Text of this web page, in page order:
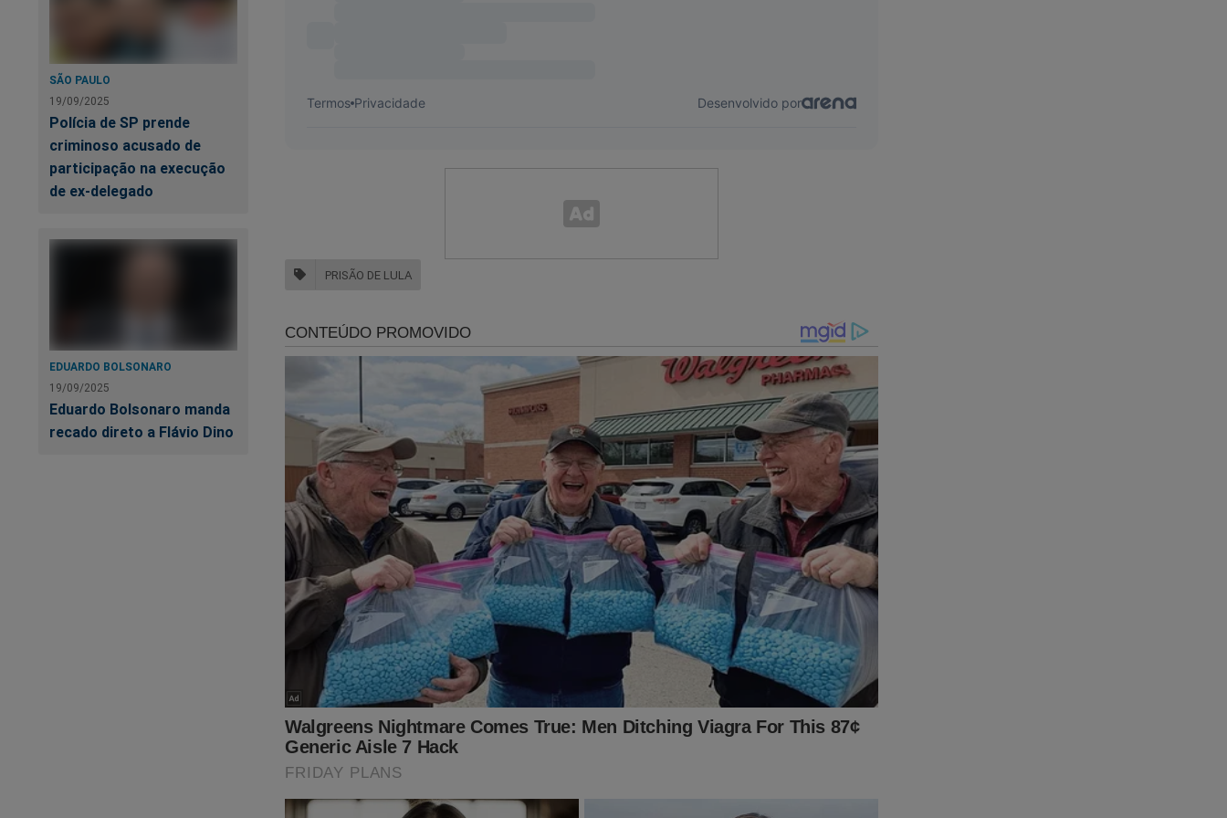
SÃO PAULO
19/09/2025
Polícia de SP prende
criminoso acusado de
participação na execução
de ex-delegado
EDUARDO BOLSONARO
19/09/2025
Eduardo Bolsonaro manda
recado direto a Flávio Dino
Só porque conseguiu fazer o Brasil torrar toda a bonança da maior onda de alta das
comodities na década passada?
Só porque loteou todas as agências reguladoras fazendo-as inúteis na proteção dos
cidadãos?
Só porque tentou aparelhar até o STF nomeando ministros comprometidos com a proteção à
sua ORCRIM?
Só porque deixou a Bolívia expropriar a refinaria da Petrobras sem fazer nada?
Só porque humilhou nossas Forças Armadas nomeando ministros da Defesa comunistas e
incompetentes?
Só porque favoreceu comercialmente ditaduras como as de Angola, Venezuela e outras?
Só porque esfriou relações e esnobou as maiores economias do mundo, direcionando nossas
relações exteriores para países inexpressivos comercialmente, apenas no afã de ganhar
prestígio e votos na ONU?
Só porque humilhou o Itamaraty orientando a política externa através de consiglieri mafiosos
como Marco Aurélio Garcia?
Só porque nos envergonhou deixando nossas embaixadas e consulados sem dinheiro para
pagar aluguéis?
PRISÃO DE LULA